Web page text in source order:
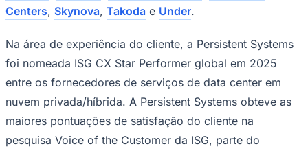
Santos
Centers, Skynova, Takoda e Under.
Na área de experiência do cliente, a Persistent Systems
foi nomeada ISG CX Star Performer global em 2025
entre os fornecedores de serviços de data center em
nuvem privada/híbrida. A Persistent Systems obteve as
maiores pontuações de satisfação do cliente na
pesquisa Voice of the Customer da ISG, parte do